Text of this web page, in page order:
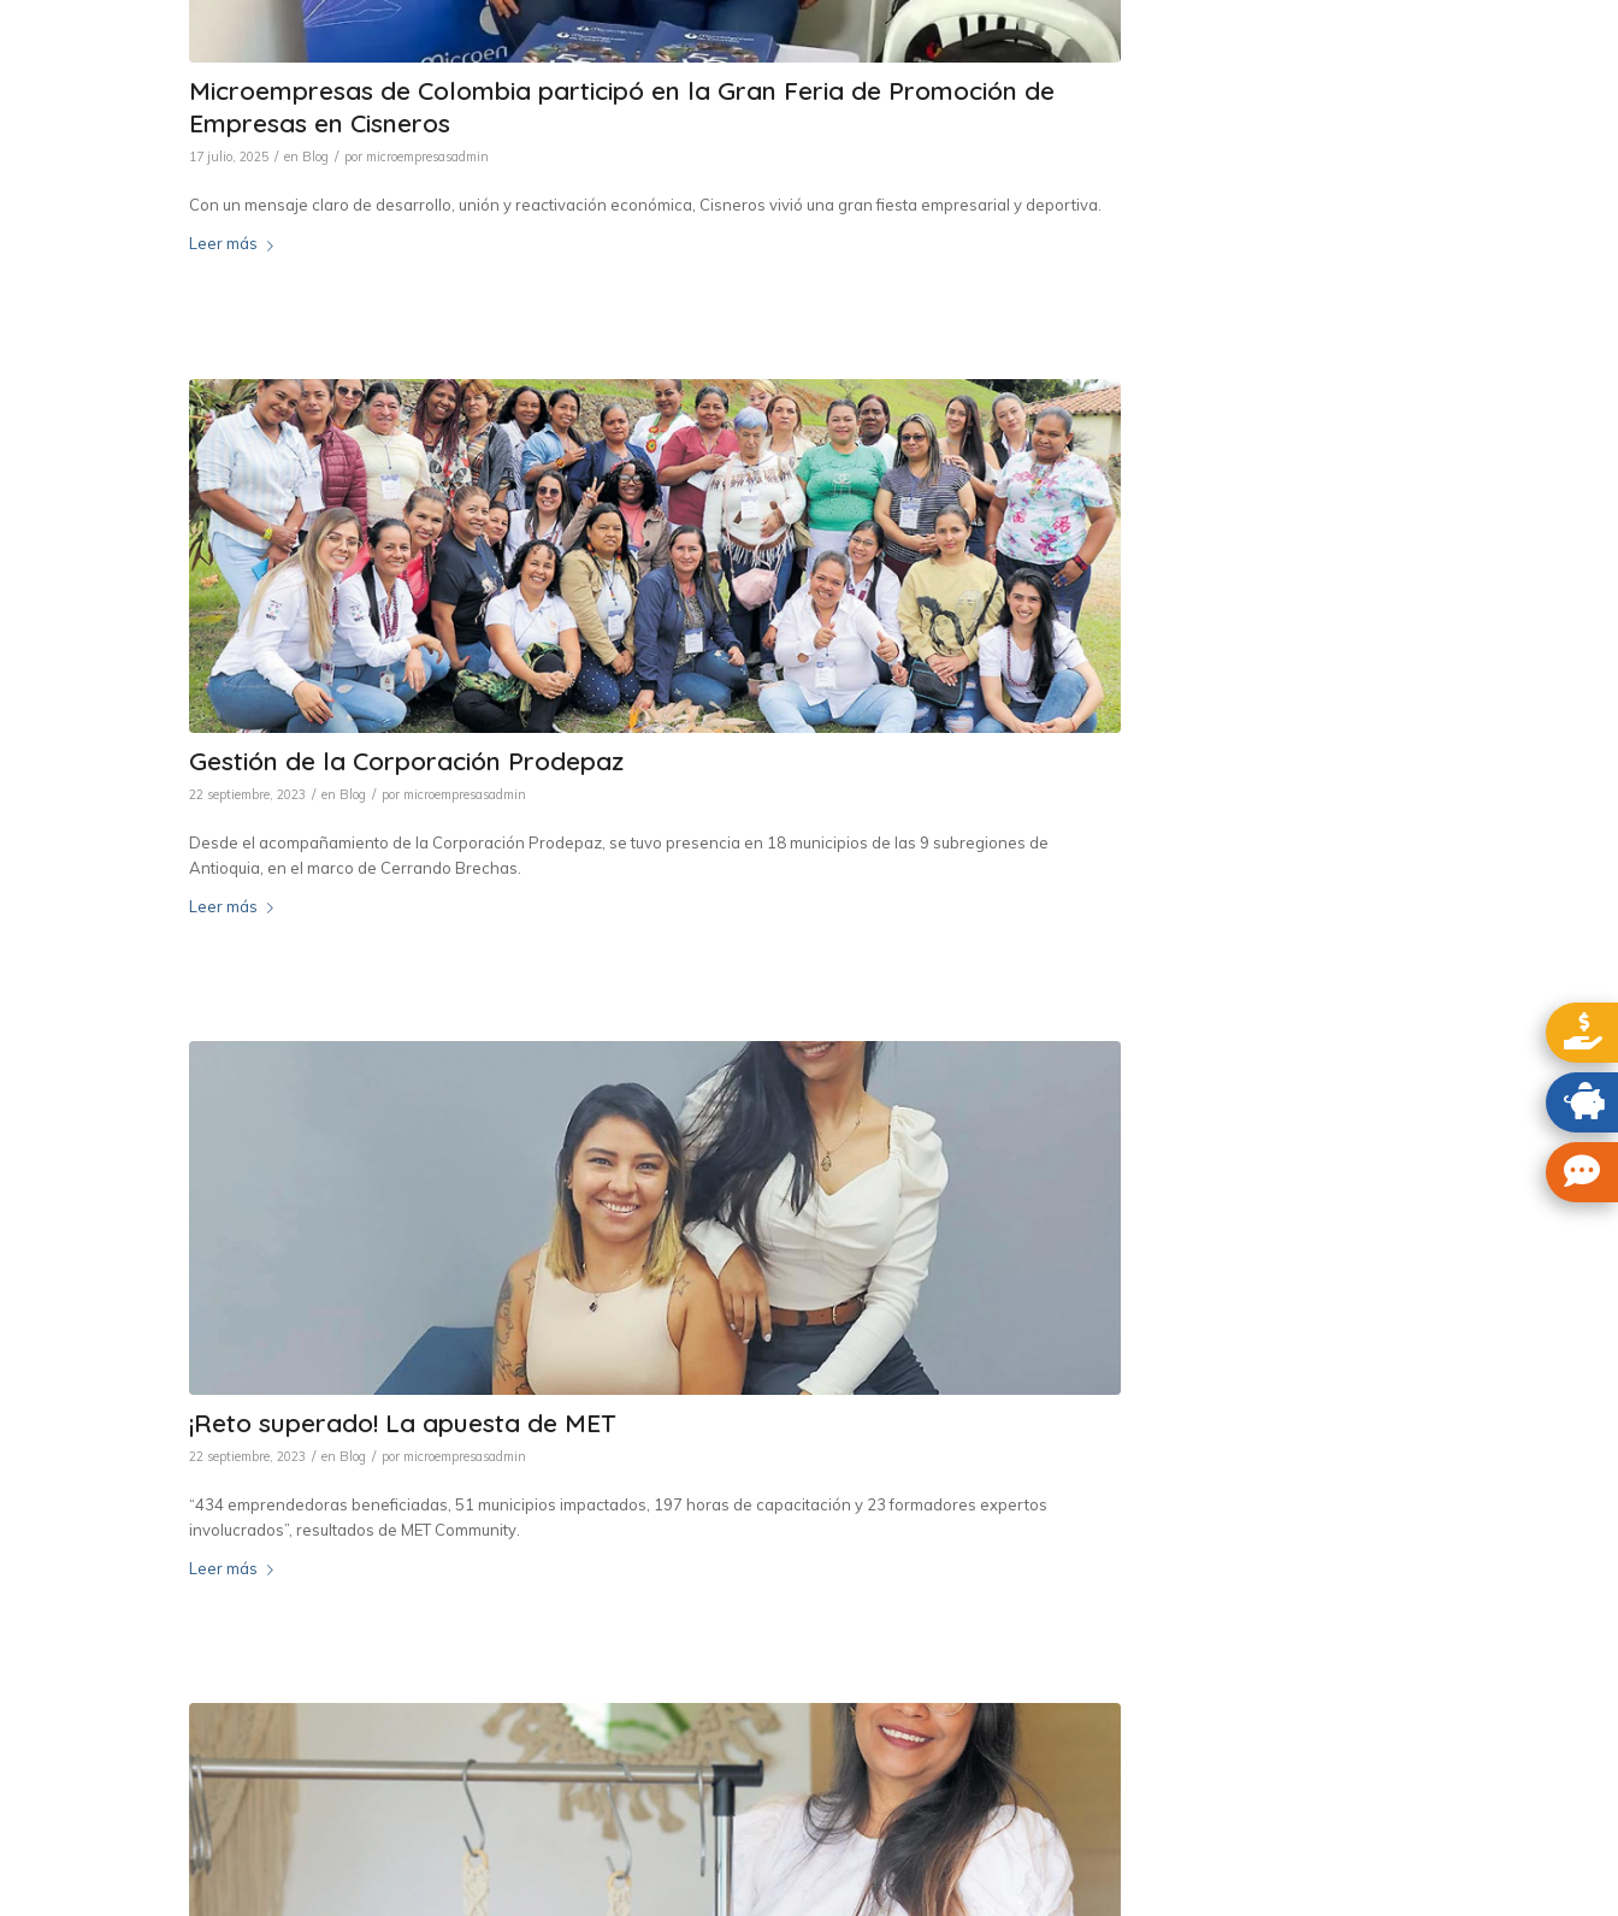
Microempresas de Colombia participó en la Gran Feria de Promoción de
Empresas en Cisneros
17 julio, 2025 / en Blog / por microempresasadmin
Con un mensaje claro de desarrollo, unión y reactivación económica, Cisneros vivió una gran fiesta empresarial y deportiva.
Leer más
Gestión de la Corporación Prodepaz
22 septiembre, 2023 / en Blog / por microempresasadmin
Desde el acompañamiento de la Corporación Prodepaz, se tuvo presencia en 18 municipios de las 9 subregiones de
Antioquia, en el marco de Cerrando Brechas.
Leer más
¡Reto superado! La apuesta de MET
22 septiembre, 2023 / en Blog / por microempresasadmin
“434 emprendedoras beneficiadas, 51 municipios impactados, 197 horas de capacitación y 23 formadores expertos
involucrados”, resultados de MET Community.
Leer más